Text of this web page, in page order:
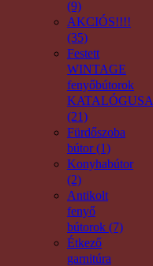
(9)
AKCIÓS!!!!
(35)
Festett
WINTAGE
fenyőbútorok
KATALÓGUSA
(21)
Fürdőszoba
bútor (1)
Konyhabútor
(2)
Antikolt
fenyő
bútorok (7)
Étkező
garnitúra